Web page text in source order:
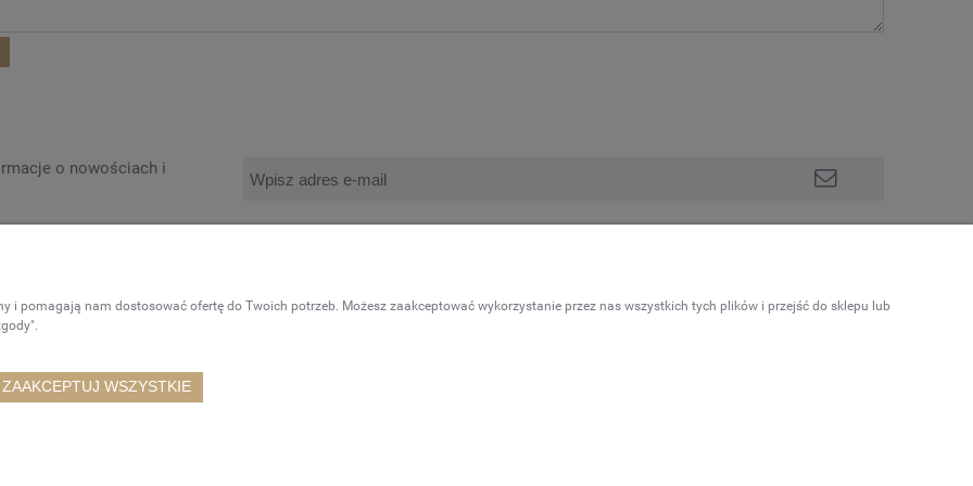
o nowościach i
Logowanie
O nas
i pomagają nam dostosować ofertę do Twoich potrzeb. Możesz zaakceptować wykorzystanie przez nas wszystkich tych plików i przejść do sklepu lub
ZAAKCEPTUJ WSZYSTKIE